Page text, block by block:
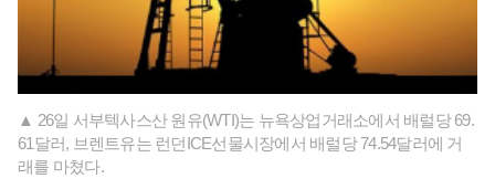
▲ 26일 서부텍사스산 원유(WTI)는 뉴욕상업거래소에서 배럴당 69.
61달러, 브렌트유는 런던ICE선물시장에서 배럴당 74.54달러에 거
래를 마쳤다.